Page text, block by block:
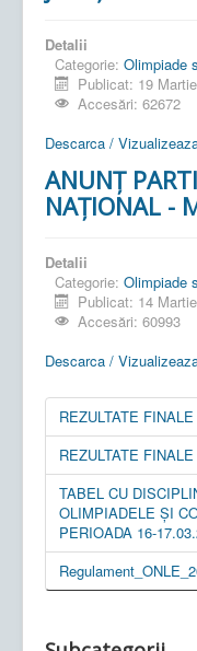
Detalii
Categorie: Olimpiade
Publicat: 19
Accesări: 62672
Descarca /
ANUNȚ
NAȚIONAL -
Detalii
Categorie: Olimpiade
Publicat: 14
Accesări: 60993
Descarca /
REZULTATE
REZULTATE
TABEL CU
OLIMPIADELE ȘI
PERIOADA 16-